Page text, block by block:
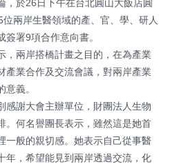
，於26日下午在台北圓山大飯店圓
兩岸生醫領域的產、官、學、研人
署9項合作意向書。
，兩岸搭橋計畫之目的，在為產業
產業合作及交流會議，對兩岸產業
義。
感謝大會主辦單位，財團法人生物
。何名譽團長表示，雖然這是她首
一般的親切感。她表示自己從事醫
年，希望能見到兩岸透過交流，化